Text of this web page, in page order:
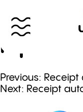
content
Το πάρκο
report
Πλοήγηση
άρθρων
Previous: Receipt
Next: Receipt